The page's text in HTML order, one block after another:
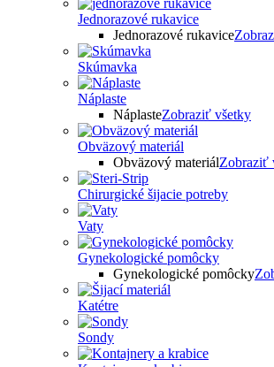
Jednorazové rukavice
Jednorazové rukavice
Skúmavka
Náplaste
NáplasteZobraziť všetky
Obväzový materiál
Obväzový materiálZobraziť
Chirurgické šijacie potreby
Vaty
Gynekologické pomôcky
Gynekologické pomôcky
Katétre
Sondy